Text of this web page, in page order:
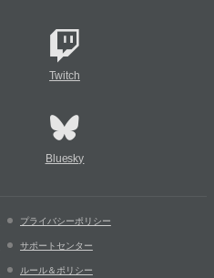
Twitch
Bluesky
プライバシーポリシー
サポートセンター
ルール＆ポリシー